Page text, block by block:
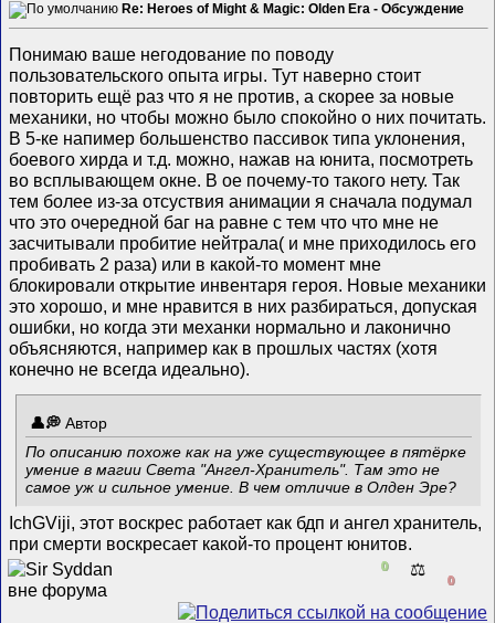
Re: Heroes of Might & Magic: Olden Era - Обсуждение
Понимаю ваше негодование по поводу
пользовательского опыта игры. Тут наверно стоит
повторить ещё раз что я не против, а скорее за новые
механики, но чтобы можно было спокойно о них почитать.
В 5-ке напимер большенство пассивок типа уклонения,
боевого хирда и т.д. можно, нажав на юнита, посмотреть
во всплывающем окне. В ое почему-то такого нету. Так
тем более из-за отсуствия анимации я сначала подумал
что это очередной баг на равне с тем что что мне не
засчитывали пробитие нейтрала( и мне приходилось его
пробивать 2 раза) или в какой-то момент мне
блокировали открытие инвентаря героя. Новые механики
это хорошо, и мне нравится в них разбираться, допуская
ошибки, но когда эти механки нормально и лаконично
объясняются, например как в прошлых частях (хотя
конечно не всегда идеально).
Автор
По описанию похоже как на уже существующее в пятёрке
умение в магии Света "Ангел-Хранитель". Там это не
самое уж и сильное умение. В чем отличие в Олден Эре?
IchGViji, этот воскрес работает как бдп и ангел хранитель,
при смерти воскресает какой-то процент юнитов.
0 ⚖️
0